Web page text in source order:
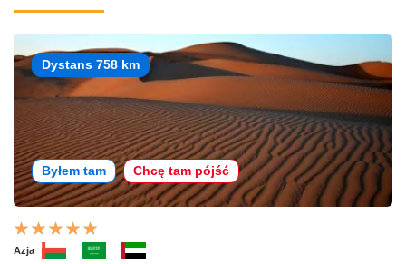
Dystans 758 km
Byłem tam Chcę tam pójść
Azja